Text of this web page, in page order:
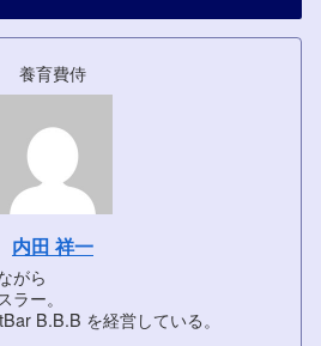
養育費侍
内田 祥一
がら
ー。
B.B.B を経営している。